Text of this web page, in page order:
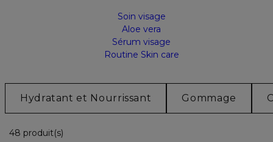
Soin visage
Aloe vera
Sérum visage
Routine Skin care
Hydratant et Nourrissant Gommage
48 produit(s)